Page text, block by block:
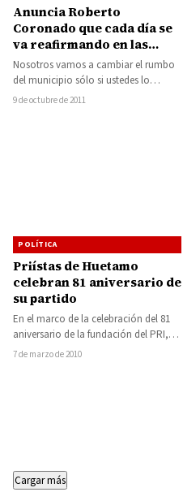
Anuncia Roberto
Coronado que cada día se
va reafirmando en las
preferencias del
electorado en todo el
municipio
Nosotros vamos a cambiar el rumbo
del municipio sólo si ustedes lo
quieren, si ustedes apoyan este
9 de octubre de 2011
POLÍTICA
Priístas de Huetamo
celebran 81 aniversario de
su partido
En el marco de la celebración del 81
aniversario de la fundación del PRI,
un numeroso grupo de…
7 de marzo de 2010
Cargar más